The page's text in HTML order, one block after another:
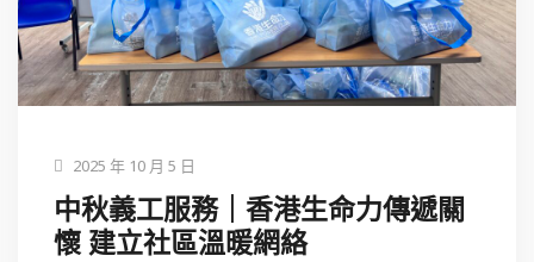
2025 年 10 月 5 日
中秋義工服務｜香港生命力傳遞關
懷 建立社區溫暖網絡